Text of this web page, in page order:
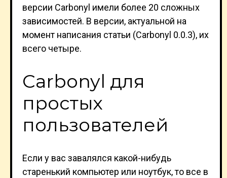
версии Carbonyl имели более 20 сложных
зависимостей. В версии, актуальной на
момент написания статьи (Carbonyl 0.0.3), их
всего четыре.
Carbonyl для
простых
пользователей
Если у вас завалялся какой-нибудь
старенький компьютер или ноутбук, то все в